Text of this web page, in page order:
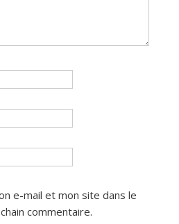
e-mail et mon site dans le
commentaire.